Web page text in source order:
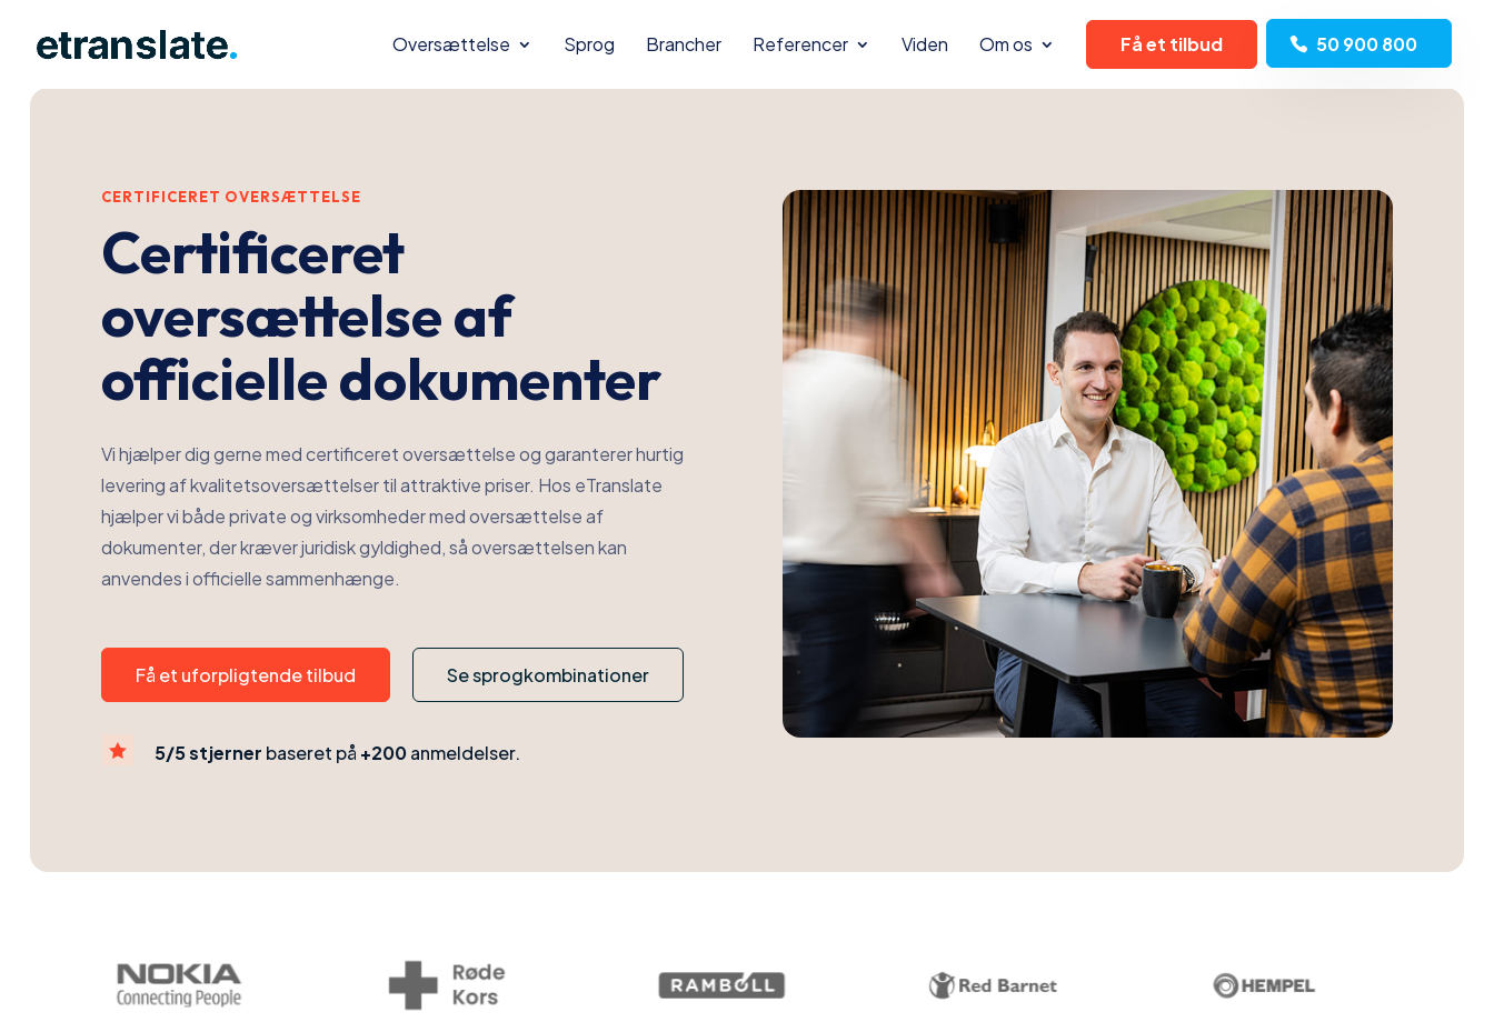
Oversættelse Sprog Brancher Referencer Viden Om os Få et tilbud 50 900 800
CERTIFICERET OVERSÆTTELSE
Certificeret
oversættelse af
officielle dokumenter
Vi hjælper dig gerne med certificeret oversættelse og garanterer hurtig
levering af kvalitetsoversættelser til attraktive priser. Hos eTranslate
hjælper vi både private og virksomheder med oversættelse af
dokumenter, der kræver juridisk gyldighed, så oversættelsen kan
anvendes i officielle sammenhænge.
Få et uforpligtende tilbud Se sprogkombinationer
 5/5 stjerner baseret på +200anmeldelser.